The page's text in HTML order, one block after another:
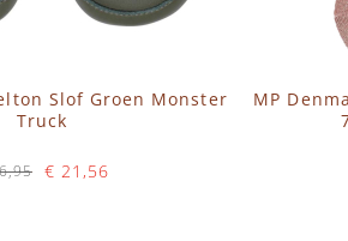
Slof Groen Monster
Truck
€ 21,56
MP